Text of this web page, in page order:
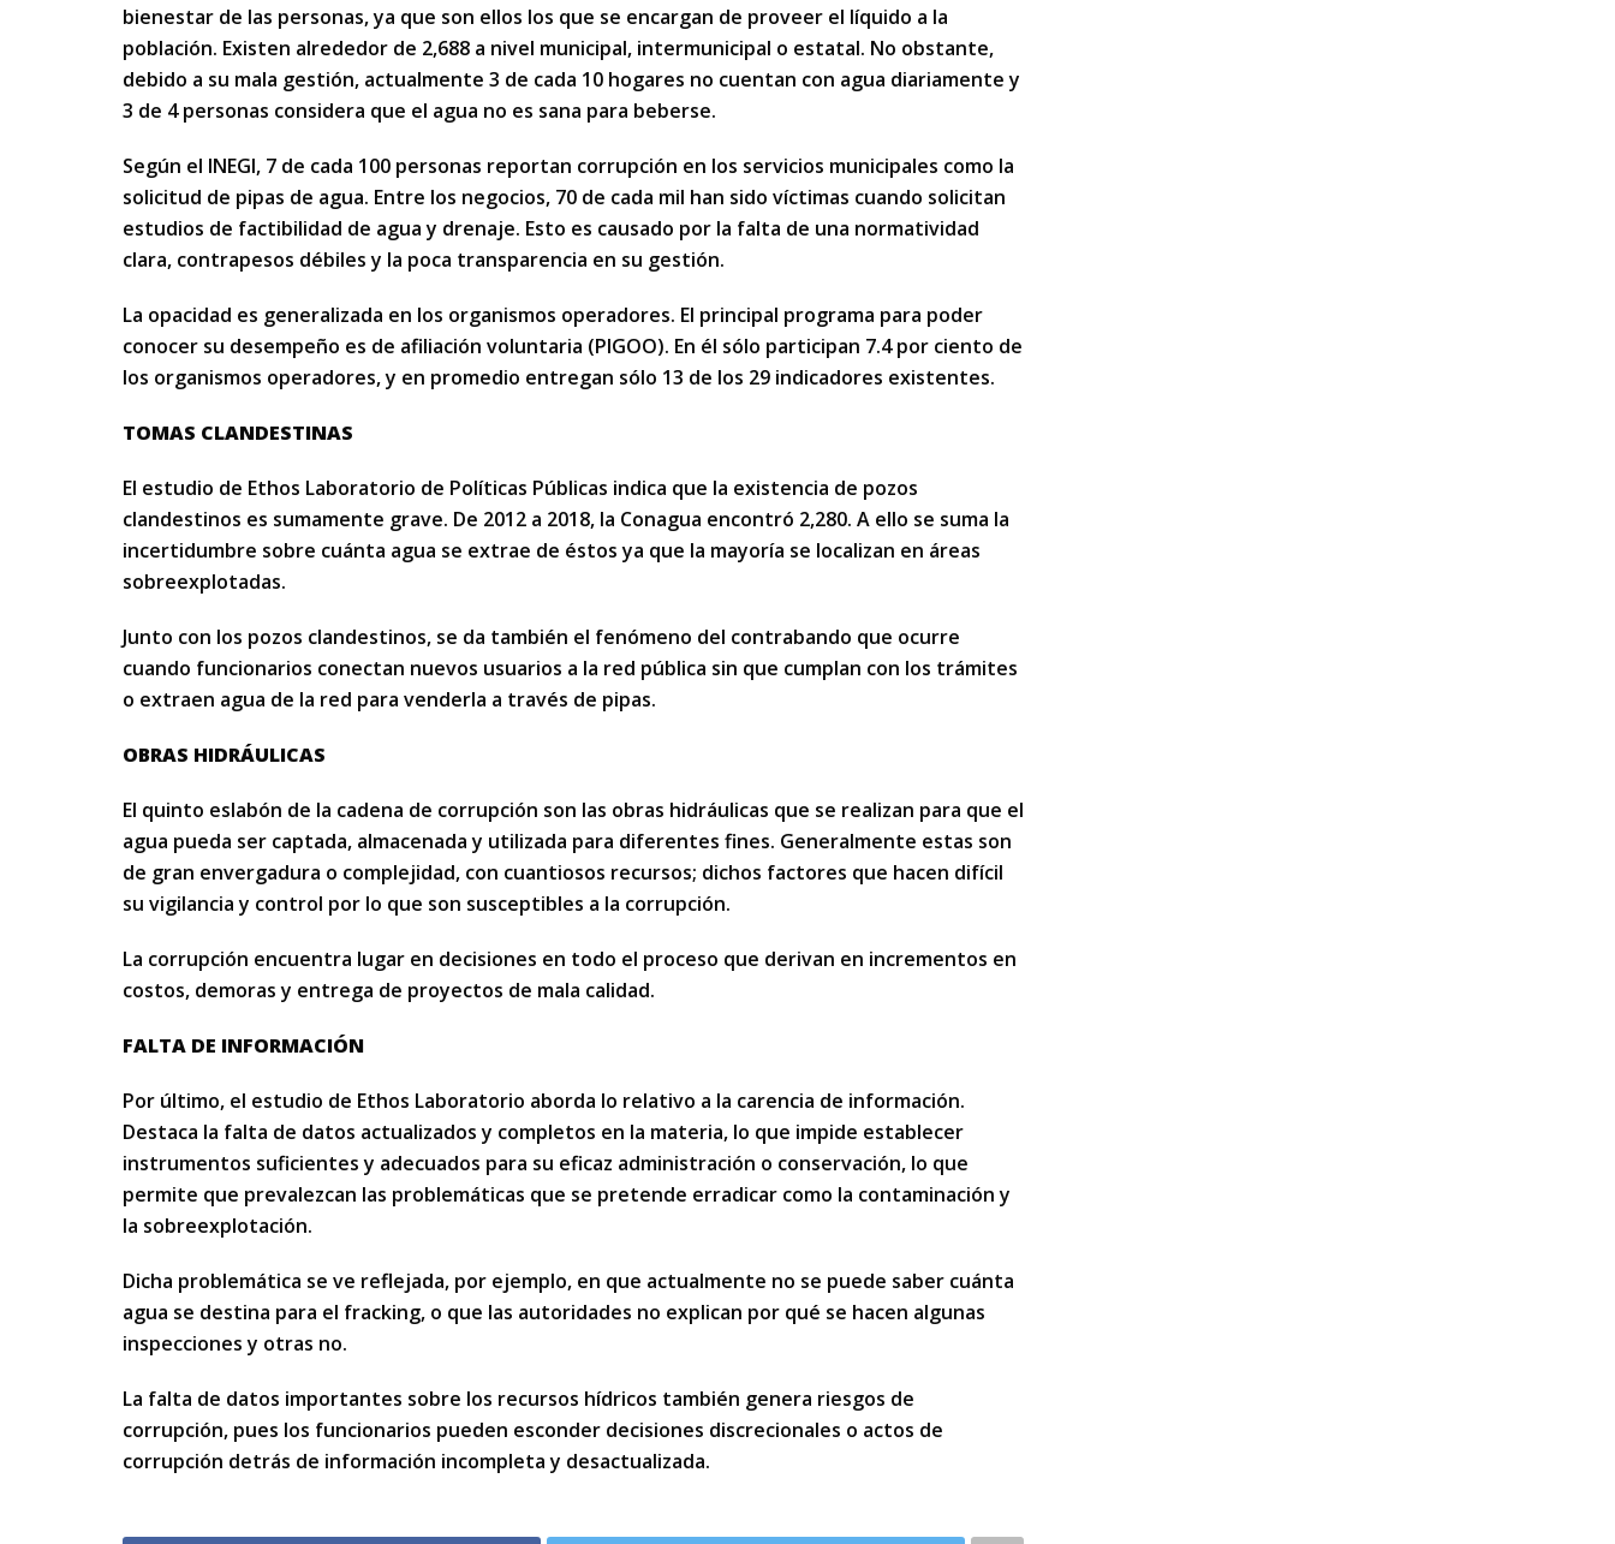
bienestar de las personas, ya que son ellos los que se encargan de proveer el líquido a la
población. Existen alrededor de 2,688 a nivel municipal, intermunicipal o estatal. No obstante,
debido a su mala gestión, actualmente 3 de cada 10 hogares no cuentan con agua diariamente y
3 de 4 personas considera que el agua no es sana para beberse.
Según el INEGI, 7 de cada 100 personas reportan corrupción en los servicios municipales como la
solicitud de pipas de agua. Entre los negocios, 70 de cada mil han sido víctimas cuando solicitan
estudios de factibilidad de agua y drenaje. Esto es causado por la falta de una normatividad
clara, contrapesos débiles y la poca transparencia en su gestión.
La opacidad es generalizada en los organismos operadores. El principal programa para poder
conocer su desempeño es de afiliación voluntaria (PIGOO). En él sólo participan 7.4 por ciento de
los organismos operadores, y en promedio entregan sólo 13 de los 29 indicadores existentes.
TOMAS CLANDESTINAS
El estudio de Ethos Laboratorio de Políticas Públicas indica que la existencia de pozos
clandestinos es sumamente grave. De 2012 a 2018, la Conagua encontró 2,280. A ello se suma la
incertidumbre sobre cuánta agua se extrae de éstos ya que la mayoría se localizan en áreas
sobreexplotadas.
Junto con los pozos clandestinos, se da también el fenómeno del contrabando que ocurre
cuando funcionarios conectan nuevos usuarios a la red pública sin que cumplan con los trámites
o extraen agua de la red para venderla a través de pipas.
OBRAS HIDRÁULICAS
El quinto eslabón de la cadena de corrupción son las obras hidráulicas que se realizan para que el
agua pueda ser captada, almacenada y utilizada para diferentes fines. Generalmente estas son
de gran envergadura o complejidad, con cuantiosos recursos; dichos factores que hacen difícil
su vigilancia y control por lo que son susceptibles a la corrupción.
La corrupción encuentra lugar en decisiones en todo el proceso que derivan en incrementos en
costos, demoras y entrega de proyectos de mala calidad.
FALTA DE INFORMACIÓN
Por último, el estudio de Ethos Laboratorio aborda lo relativo a la carencia de información.
Destaca la falta de datos actualizados y completos en la materia, lo que impide establecer
instrumentos suficientes y adecuados para su eficaz administración o conservación, lo que
permite que prevalezcan las problemáticas que se pretende erradicar como la contaminación y
la sobreexplotación.
Dicha problemática se ve reflejada, por ejemplo, en que actualmente no se puede saber cuánta
agua se destina para el fracking, o que las autoridades no explican por qué se hacen algunas
inspecciones y otras no.
La falta de datos importantes sobre los recursos hídricos también genera riesgos de
corrupción, pues los funcionarios pueden esconder decisiones discrecionales o actos de
corrupción detrás de información incompleta y desactualizada.